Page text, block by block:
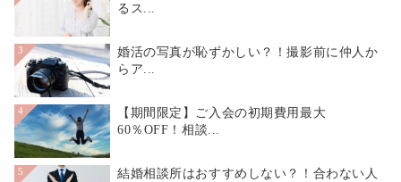
るス...
3
婚活の写真が恥ずかしい？！撮影前に仲人か
らア...
4
【期間限定】ご入会の初期費用最大
60％OFF！相談...
5
結婚相談所はおすすめしない？！合わない人